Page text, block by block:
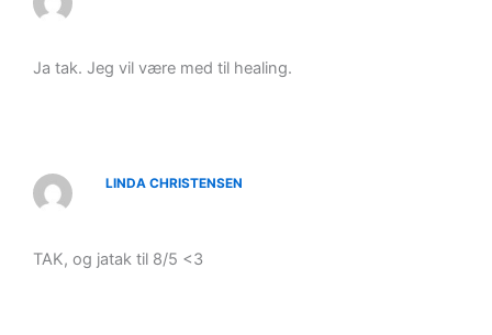
Ja tak. Jeg vil være med til healing.
LINDA CHRISTENSEN
TAK, og jatak til 8/5 <3